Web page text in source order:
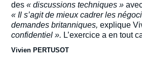
des « discussions techniques »
« Il s’agit de mieux cadrer les
demandes britanniques, explique
confidentiel ». L’exercice a en tout
Vivien PERTUSOT